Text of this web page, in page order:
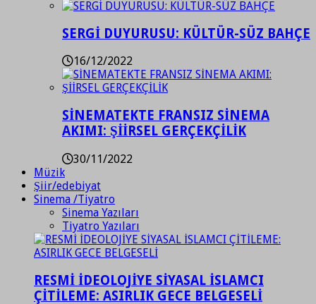
SERGİ DUYURUSU: KÜLTÜR-SÜZ BAHÇE
16/12/2022
SİNEMATEKTE FRANSIZ SİNEMA
AKIMI: ŞİİRSEL GERÇEKÇİLİK
30/11/2022
Müzik
Şiir/edebiyat
Sinema /Tiyatro
Sinema Yazıları
Tiyatro Yazıları
RESMİ İDEOLOJİYE SİYASAL İSLAMCI
ÇİTİLEME: ASIRLIK GECE BELGESELİ